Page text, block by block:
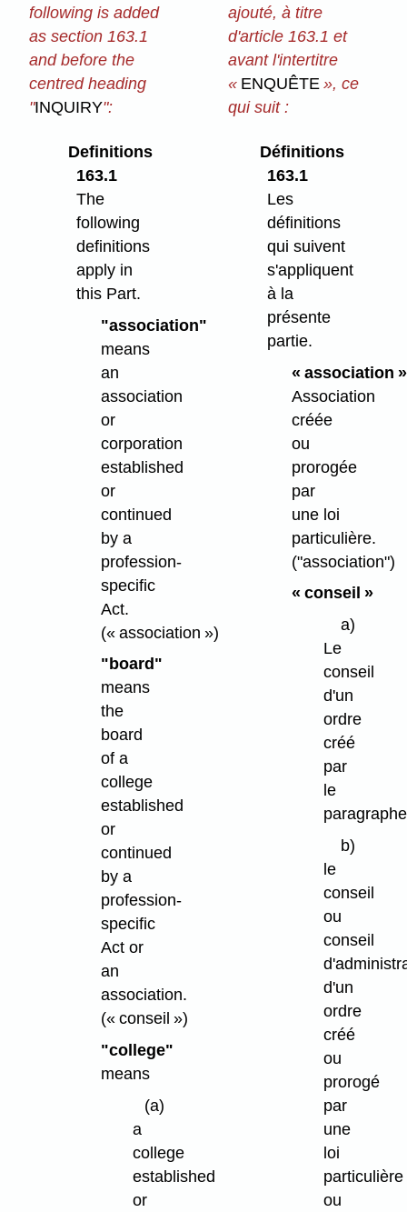
following is added
as section 163.1
and before the
centred heading
"INQUIRY":
ajouté, à titre
d'article 163.1 et
avant l'intertitre
« ENQUÊTE », ce
qui suit :
Definitions
163.1
The
following
definitions
apply in
this Part.
"association"
means
an
association
or
corporation
established
or
continued
by a
profession-
specific
Act.
(« association »)
"board"
means
the
board
of a
college
established
or
continued
by a
profession-
specific
Act or
an
association.
(« conseil »)
"college"
means
(a)
a
college
established
or
Définitions
163.1
Les
définitions
qui suivent
s'appliquent
à la
présente
partie.
« association »
Association
créée
ou
prorogée
par
une loi
particulière.
("association")
« conseil »
a)
Le
conseil
d'un
ordre
créé
par
le
b)
le
conseil
ou
conseil
d'un
ordre
créé
ou
prorogé
par
une
loi
particulière
ou